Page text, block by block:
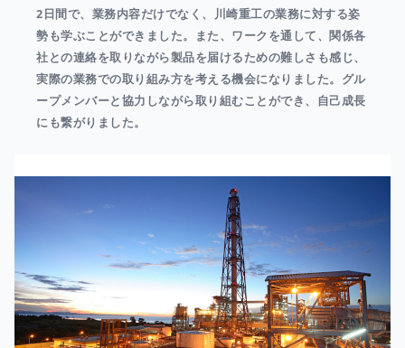
2日間で、業務内容だけでなく、川崎重工の業務に対する姿
勢も学ぶことができました。また、ワークを通して、関係各
社との連絡を取りながら製品を届けるための難しさも感じ、
実際の業務での取り組み方を考える機会になりました。グル
ープメンバーと協力しながら取り組むことができ、自己成長
にも繋がりました。